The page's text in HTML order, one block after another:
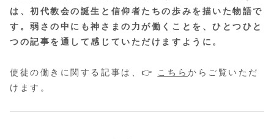
は、初代教会の誕生と信仰者たちの歩みを描いた物語で
す。弱さの中にも神さまの力が働くことを、ひとつひと
つの記事を通して感じていただけますように。
使徒の働きに関する記事は、👉 こちらからご覧いただ
けます。